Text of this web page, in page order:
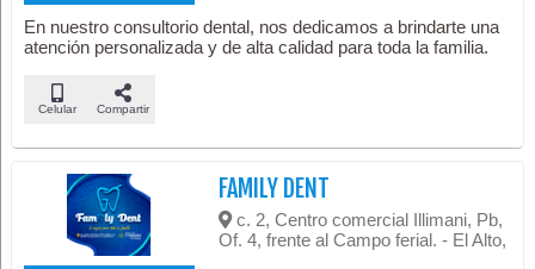
En nuestro consultorio dental, nos dedicamos a brindarte una
atención personalizada y de alta calidad para toda la familia.
Celular Compartir
FAMILY DENT
c. 2, Centro comercial Illimani, Pb,
Of. 4, frente al Campo ferial. - El Alto,